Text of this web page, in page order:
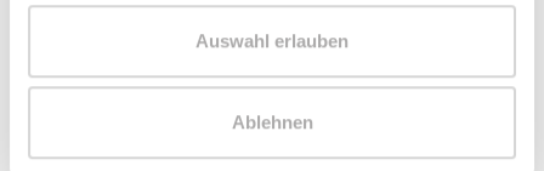
Auswahl erlauben
Ablehnen
Frau Peggy Günther
Telefon: 004934298549070
Telefax: 004934298549075